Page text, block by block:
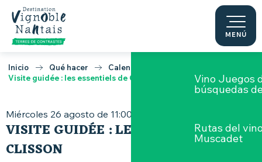
Aller
contenu
principal
MENÚ
Paseos por
Vino Juegos
búsquedas
Rutas del
Muscadet
Inicio Qué hacer
Calendario
Visite guidée : les essentiels de Clisson
Miércoles 26 agosto de 11:00 a 12:30
VISITE GUIDÉE : LES ESSENTIELS DE
CLISSON